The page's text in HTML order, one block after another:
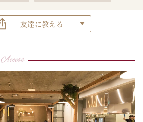
友達に教える